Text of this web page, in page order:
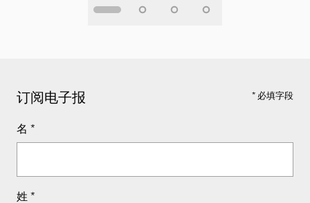
订阅电子报 * 必填字段
名 *
姓 *